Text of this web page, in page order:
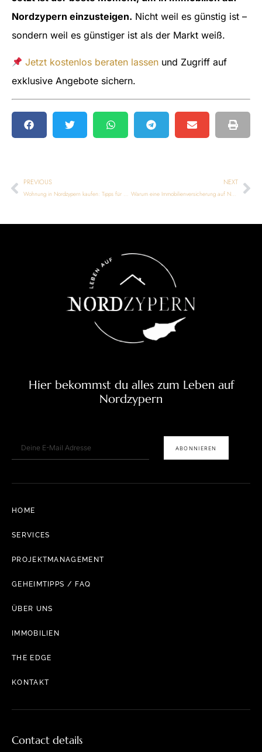
Nordzypern einzusteigen. Nicht weil es günstig ist –
sondern weil es günstiger ist als der Markt weiß.
Jetzt kostenlos beraten lassen und Zugriff auf
exklusive Angebote sichern.
PREVIOUS
Wohnung in Nordzypern kaufen: Tipps für Käufer & Investoren
NEXT
Warum eine Immobilienversicherung auf Nordzypern heute Standard ist
Hier bekommst du alles zum Leben auf
Nordzypern
ABONNIEREN
HOME
SERVICES
PROJEKTMANAGEMENT
GEHEIMTIPPS / FAQ
ÜBER UNS
IMMOBILIEN
THE EDGE
KONTAKT
Contact details